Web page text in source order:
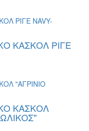
ΚΑΣΚΟΛ ΡΙΓΕ
ΚΑΣΚΟΛ